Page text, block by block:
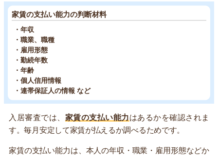
家賃の支払い能力の判断材料
・年収
・職業、職種
・雇用形態
・勤続年数
・年齢
・個人信用情報
・連帯保証人の情報 など
入居審査では、 家賃の支払い能力はあるかを確認されま
す。毎月安定して家賃が払えるか調べるためです。
家賃の支払い能力は、本人の年収・職業・雇用形態などか